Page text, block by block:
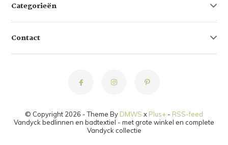
Categorieën
Contact
© Copyright 2026 - Theme By DMWS x Plus+ - RSS-feed
Vandyck bedlinnen en badtextiel - met grote winkel en complete
Vandyck collectie